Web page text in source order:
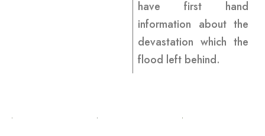
have first hand
information about the
devastation which the
flood left behind.